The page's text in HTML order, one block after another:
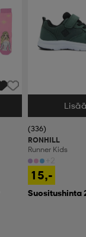
Valitse Koko
(336)
RONHILL
Runner Kids
15,-
Suositushinta